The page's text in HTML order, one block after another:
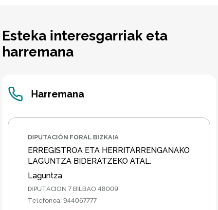
Esteka interesgarriak eta
harremana
Harremana
DIPUTACIÓN FORAL BIZKAIA
ERREGISTROA ETA HERRITARRENGANAKO
LAGUNTZA BIDERATZEKO ATAL.
Laguntza
DIPUTACION 7 BILBAO 48009
Telefonoa:944067777